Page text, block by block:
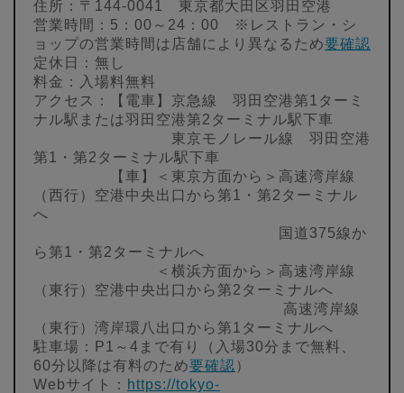
住所：〒144-0041 東京都大田区羽田空港
営業時間：5：00～24：00 ※レストラン・シ
ョップの営業時間は店舗により異なるため要確認
定休日：無し
料金：入場料無料
アクセス：【電車】京急線 羽田空港第1ターミ
ナル駅または羽田空港第2ターミナル駅下車
東京モノレール線 羽田空港
第1・第2ターミナル駅下車
【車】＜東京方面から＞高速湾岸線
（西行）空港中央出口から第1・第2ターミナル
へ
国道375線か
ら第1・第2ターミナルへ
＜横浜方面から＞高速湾岸線
（東行）空港中央出口から第2ターミナルへ
高速湾岸線
（東行）湾岸環八出口から第1ターミナルへ
駐車場：P1～4まで有り（入場30分まで無料、
60分以降は有料のため要確認 ）
Webサイト： https://tokyo-